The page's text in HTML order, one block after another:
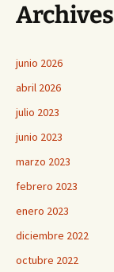
Archives
junio 2026
abril 2026
julio 2023
junio 2023
marzo 2023
febrero 2023
enero 2023
diciembre 2022
octubre 2022